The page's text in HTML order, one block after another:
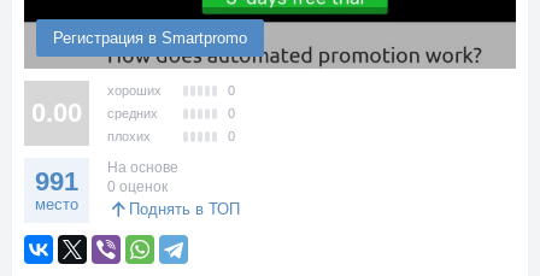
Регистрация в Smartpromo
0.00
хороших
0
средних
0
плохих
0
991
место
На основе
0 оценок
Поднять в ТОП